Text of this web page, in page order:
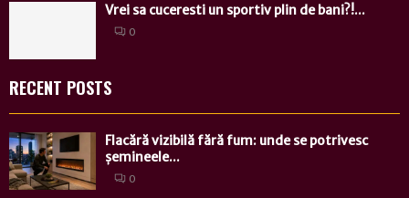
Vrei sa cuceresti un sportiv plin de bani?!...
0
RECENT POSTS
Flacără vizibilă fără fum: unde se potrivesc
șemineele...
0